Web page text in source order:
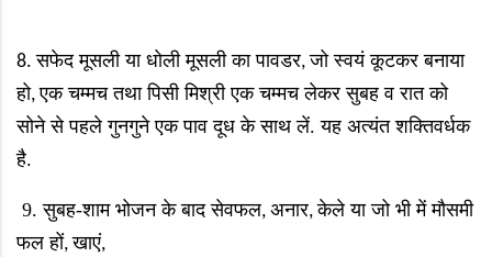
8.सफेद मूसली या धोली मूसली का पावडर,जो स्वयं कूटकर बनाया
हो,एक चम्मच तथा पिसी मिश्री एक चम्मच लेकर सुबह व रात को
सोने से पहले गुनगुने एक पाव दूध के साथ लें. यह अत्यंत शक्तिवर्धक
है.
9. सुबह-शाम भोजन के बाद सेवफल, अनार,केले या जो भी में मौसमी
फल हों,खाएं,